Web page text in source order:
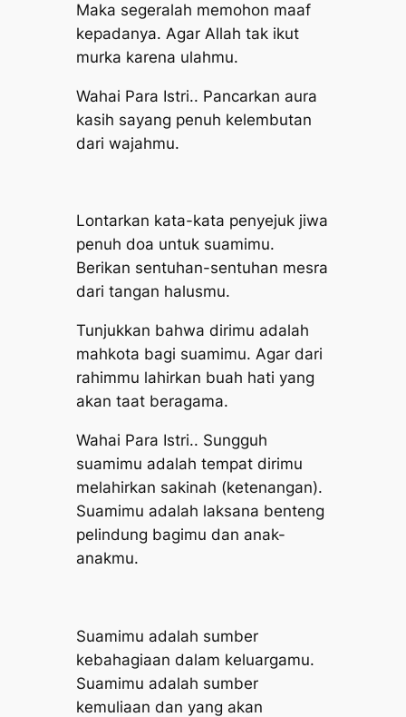
Maka segeralah memohon maaf
kepadanya. Agar Allah tak ikut
murka karena ulahmu.
Wahai Para Istri.. Pancarkan aura
kasih sayang penuh kelembutan
dari wajahmu.
Lontarkan kata-kata penyejuk jiwa
penuh doa untuk suamimu.
Berikan sentuhan-sentuhan mesra
dari tangan halusmu.
Tunjukkan bahwa dirimu adalah
mahkota bagi suamimu. Agar dari
rahimmu lahirkan buah hati yang
akan taat beragama.
Wahai Para Istri.. Sungguh
suamimu adalah tempat dirimu
melahirkan sakinah (ketenangan).
Suamimu adalah laksana benteng
pelindung bagimu dan anak-
anakmu.
Suamimu adalah sumber
kebahagiaan dalam keluargamu.
Suamimu adalah sumber
kemuliaan dan yang akan